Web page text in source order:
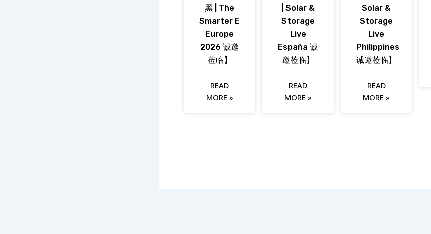
黑 | The
Smarter E
Europe
2026 诚邀
莅临】
READ
MORE »
| Solar &
Storage
Live
España 诚
邀莅临】
READ
MORE »
Solar &
Storage
Live
Philippines
诚邀莅临】
READ
MORE »